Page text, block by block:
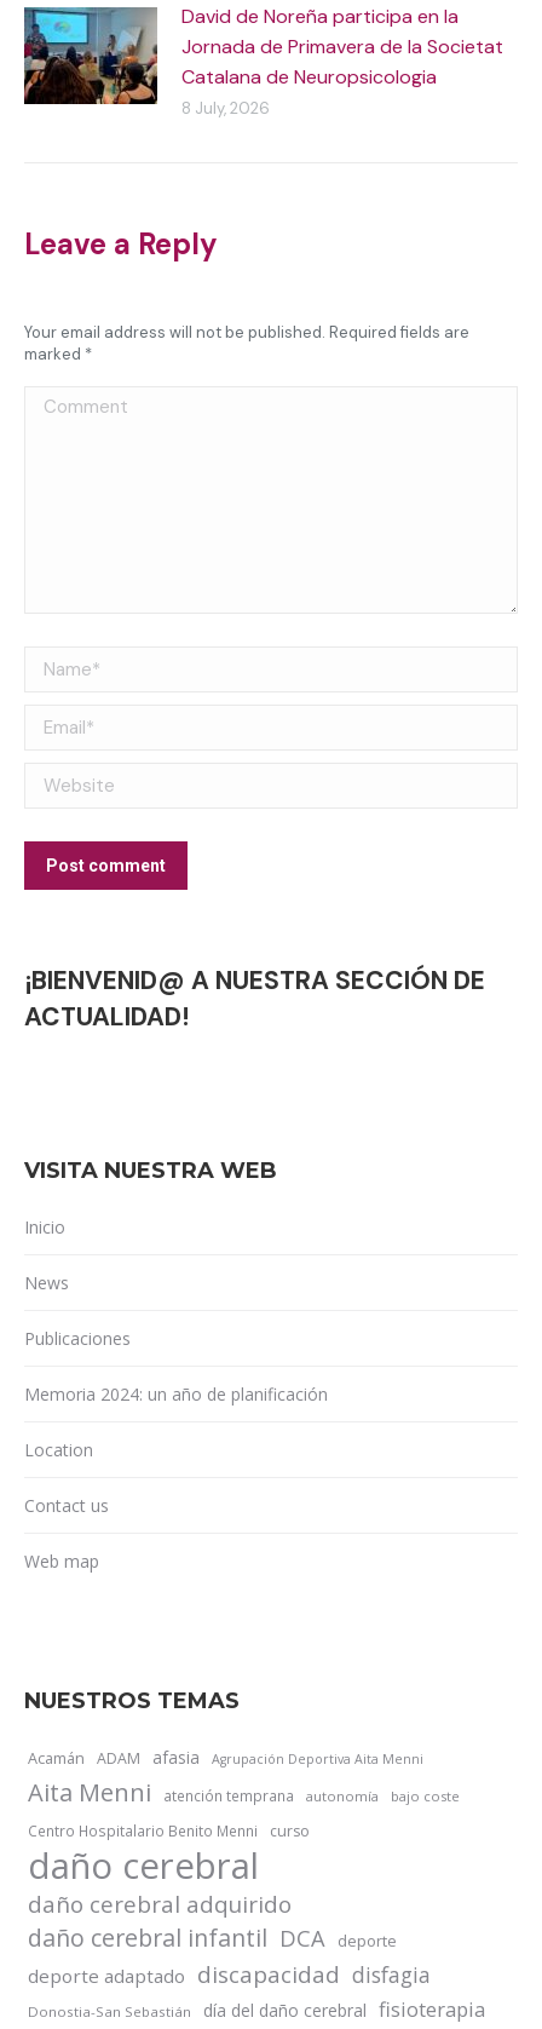
David de Noreña participa en la
Jornada de Primavera de la Societat
Catalana de Neuropsicologia
8 July, 2026
Leave a Reply
Your email address will not be published. Required fields are
marked *
Comment
Name *
Email *
Website
Post comment
¡BIENVENID@ A NUESTRA SECCIÓN DE
ACTUALIDAD!
VISITA NUESTRA WEB
Inicio
News
Publicaciones
Memoria 2024: un año de planificación
Location
Contact us
Web map
NUESTROS TEMAS
Acamán ADAM afasia Agrupación Deportiva Aita Menni
Aita Menni atención temprana autonomía bajo coste
Centro Hospitalario Benito Menni curso
daño cerebral
daño cerebral adquirido
daño cerebral infantil DCA deporte
deporte adaptado discapacidad disfagia
Donostia-San Sebastián día del daño cerebral fisioterapia